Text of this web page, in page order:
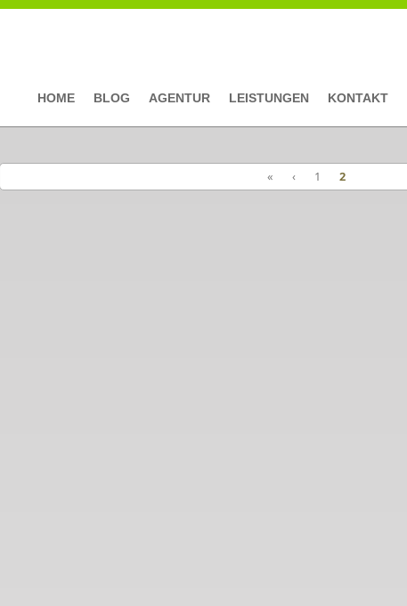
HOME BLOG AGENTUR LEISTUNGEN KONTAKT
Seiten
« ‹ 1 2